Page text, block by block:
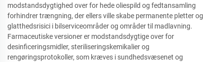
modstandsdygtighed over for hede oliespild og fedtansamling
forhindrer trængning, der ellers ville skabe permanente pletter og
glatthedsrisici i bilserviceområder og områder til madlavning.
Farmaceutiske versioner er modstandsdygtige over for
desinficeringsmidler, steriliseringskemikalier og
rengøringsprotokoller, som kræves i sundhedsvæsenet og